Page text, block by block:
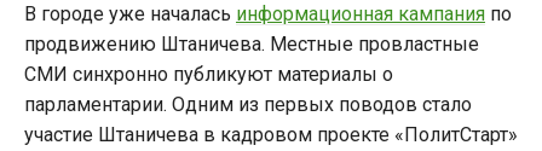
В городе уже началась информационная кампания по
продвижению Штаничева. Местные провластные
СМИ синхронно публикуют материалы о
парламентарии. Одним из первых поводов стало
участие Штаничева в кадровом проекте «ПолитСтарт»